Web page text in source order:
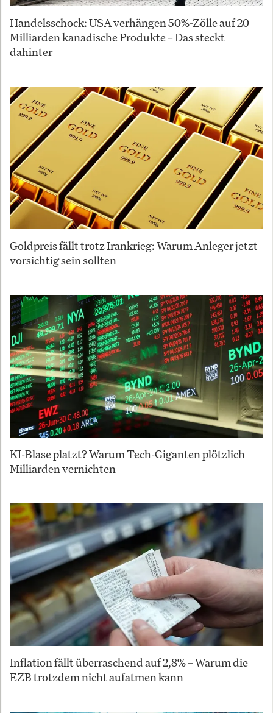
Handelsschock: USA verhängen 50%-Zölle auf 20
Milliarden kanadische Produkte – Das steckt
dahinter
Goldpreis fällt trotz Irankrieg: Warum Anleger jetzt
vorsichtig sein sollten
KI-Blase platzt? Warum Tech-Giganten plötzlich
Milliarden vernichten
Inflation fällt überraschend auf 2,8% – Warum die
EZB trotzdem nicht aufatmen kann